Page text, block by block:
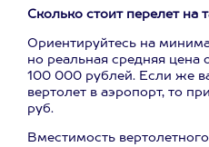
Сколько стоит перелет на
Ориентируйтесь на
но реальная средняя цена
100 000 рублей. Если же
вертолет в аэропорт, то
руб.
Вместимость